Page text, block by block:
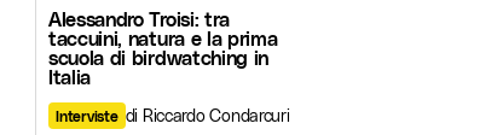
Alessandro Troisi: tra
taccuini, natura e la prima
scuola di birdwatching in
Italia
Interviste di Riccardo Condarcuri